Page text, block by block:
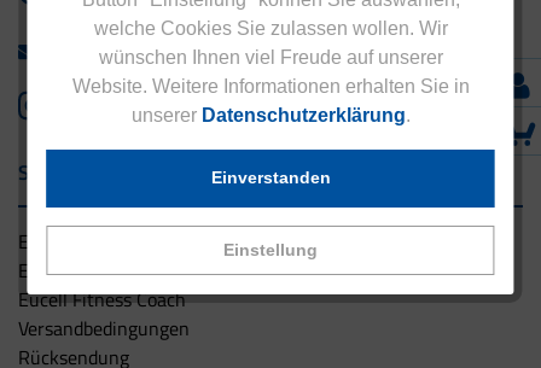
welche Cookies Sie zulassen wollen. Wir
wünschen Ihnen viel Freude auf unserer
Website. Weitere Informationen erhalten Sie in
unserer Datenschutzerklärung.
Einstellung
Einverstanden
info@eucell.de
Service & Versand
Eucell Gesundheitsservice
Eucell Ernährungscoach
Eucell Fitness Coach
Versandbedingungen
Rücksendung